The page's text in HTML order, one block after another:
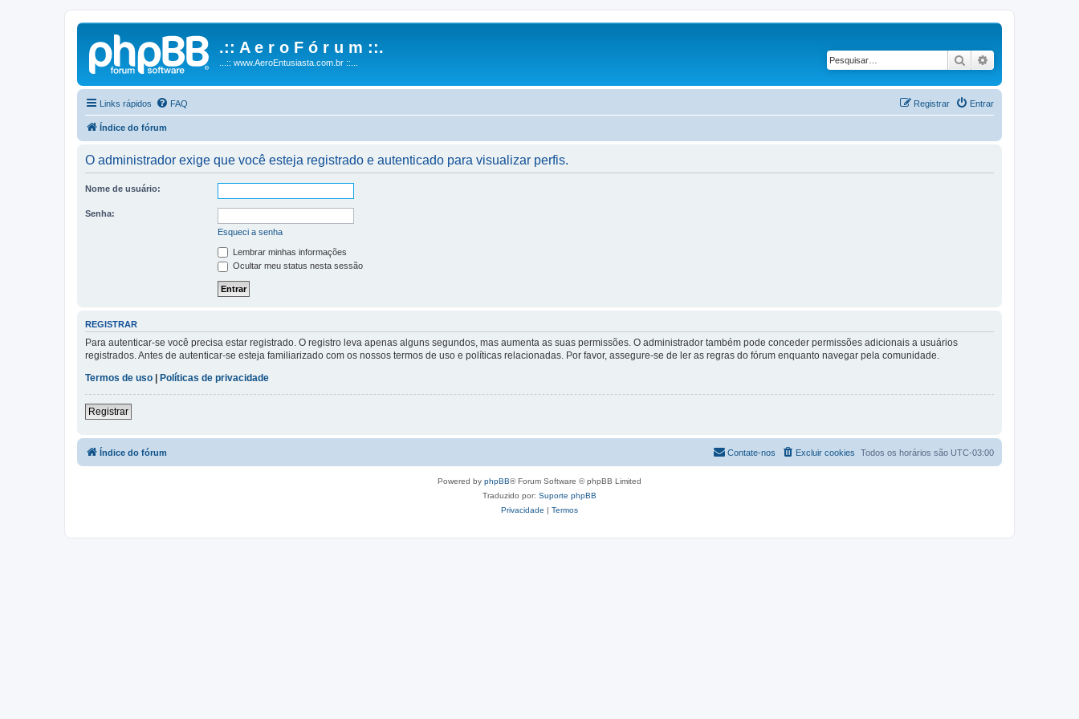
.:: A e r o F ó r u m ::.
...:: www.AeroEntusiasta.com.br ::... Pesquisar
Links rápidos FAQ Entrar
Registrar
Índice do fórum
O administrador exige que você esteja registrado e autenticado para visualizar perfis.
Nome de usuário:
Senha:
Esqueci a senha
Lembrar minhas informações
Ocultar meu status nesta sessão
REGISTRAR
Para autenticar-se você precisa estar registrado. O registro leva apenas alguns segundos, mas aumenta as suas permissões. O administrador também pode conceder permissões adicionais a usuários
registrados. Antes de autenticar-se esteja familiarizado com os nossos termos de uso e políticas relacionadas. Por favor, assegure-se de ler as regras do fórum enquanto navegar pela comunidade.
Termos de uso
Políticas de privacidade
Registrar
Índice do fórum Todos os horários são UTC-03:00
Excluir cookies
Contate-nos
Powered by phpBB® Forum Software © phpBB Limited
Traduzido por: Suporte phpBB
Privacidade | Termos